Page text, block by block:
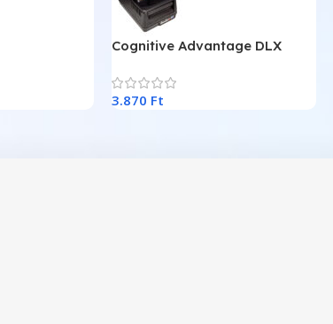
Cognitive Advantage DLX
3.870 Ft